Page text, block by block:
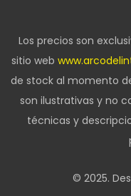
Los precios son
sitio web
de stock al momento
son ilustrativas y no
técnicas y
© 2025.